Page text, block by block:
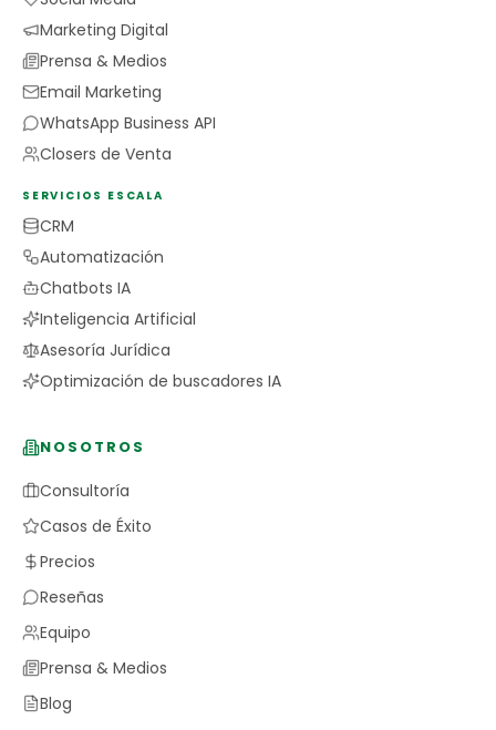
Marketing Digital
Prensa & Medios
Email Marketing
WhatsApp Business API
Closers de Venta
SERVICIOS ESCALA
CRM
Automatización
Chatbots IA
Inteligencia Artificial
Asesoría Jurídica
Optimización de buscadores IA
NOSOTROS
Consultoría
Casos de Éxito
Precios
Reseñas
Equipo
Prensa & Medios
Blog